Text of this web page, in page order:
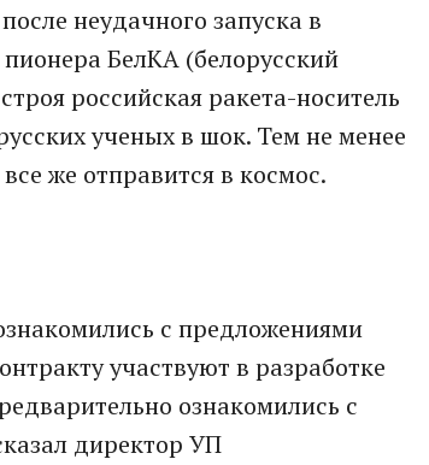
неудачного запуска в
БелКА (белорусский
российская ракета-носитель
ученых в шок. Тем не менее
же отправится в космос.
с предложениями
участвуют в разработке
ознакомились с
директор УП